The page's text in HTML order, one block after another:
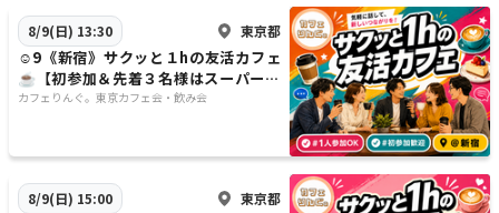
8/9(日) 13:30 東京都
☺️9《新宿》サクッと１hの友活カフェ
☕️【初参加＆先着３名様はスーパー割
引】素敵な1日は素敵な出会いから✨
カフェりんぐ。東京カフェ会・飲み会
8/9(日) 15:00 東京都